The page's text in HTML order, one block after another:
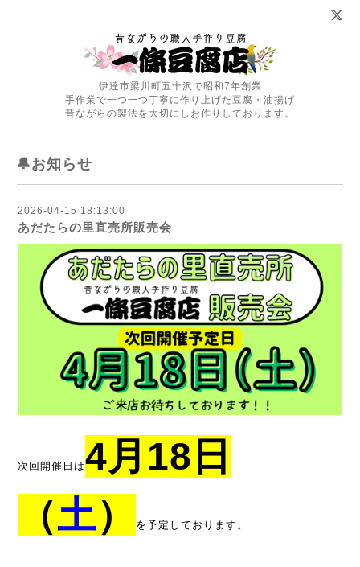
伊達市梁川町五十沢で昭和7年創業
手作業で一つ一つ丁寧に作り上げた豆腐・油揚げ
昔ながらの製法を大切にしお作りしております。
🔔お知らせ
2026-04-15 18:13:00
あだたらの里直売所販売会
次回開催日は4月18日
（土） を予定しております。